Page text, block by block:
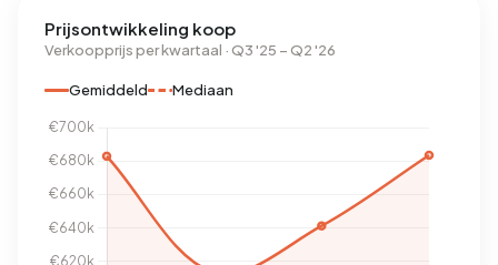
Prijsontwikkeling koop
Verkoopprijs per kwartaal · Q3 '25 – Q2 '26
Gemiddeld Mediaan